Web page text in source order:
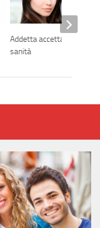
Addetta accettazione
sanità